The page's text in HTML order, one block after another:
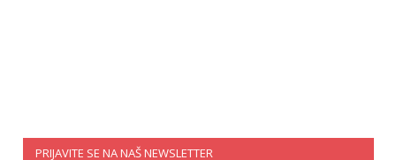
PRIJAVITE SE NA NAŠ NEWSLETTER